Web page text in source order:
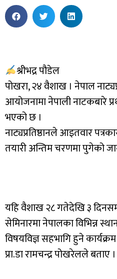
श्रीभद्र पौडेल
पोखरा, २४ वैशाख । नेपाल
आयोजनामा नेपाली नाटकबारे
भएको छ ।
नाट्यप्रतिष्ठानले आइतवार
तयारी अन्तिम चरणमा पुगेको
यहि वैशाख २८ गतेदेखि ३
सेमिनारमा नेपालका विभिन्न
विषयविज्ञ सहभागि हुने
प्रा.डा रामचन्द्र पोखरेलले बताए ।